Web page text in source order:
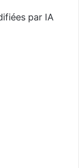
par IA